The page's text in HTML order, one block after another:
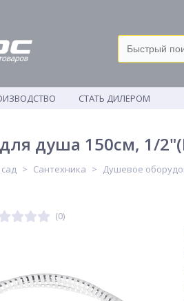
СТАТЬ ДИЛЕРОМ
душа 150см, 1/
Сантехника Душевое
(0)